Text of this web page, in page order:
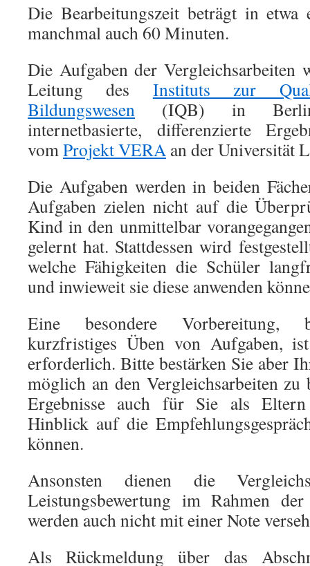
Die Bearbeitungszeit beträgt in etwa
manchmal auch 60 Minuten.
Die Aufgaben der Vergleichsarbeiten
Leitung des Instituts zur
Bildungswesen (IQB) in
internetbasierte, differenzierte
vomProjekt VERA an der Universität
Die Aufgaben werden in beiden
Aufgaben zielen nicht auf die
Kind in den unmittelbar
gelernt hat. Stattdessen wird
welche Fähigkeiten die Schüler
und inwieweit sie diese anwenden
Eine besondere Vorbereitung,
kurzfristiges Üben von Aufgaben,
erforderlich. Bitte bestärken Sie aber
möglich an den Vergleichsarbeiten zu
Ergebnisse auch für Sie als
Hinblick auf die
können.
Ansonsten dienen die
Leistungsbewertung im Rahmen
werden auch nicht mit einer Note
Als Rückmeldung über das